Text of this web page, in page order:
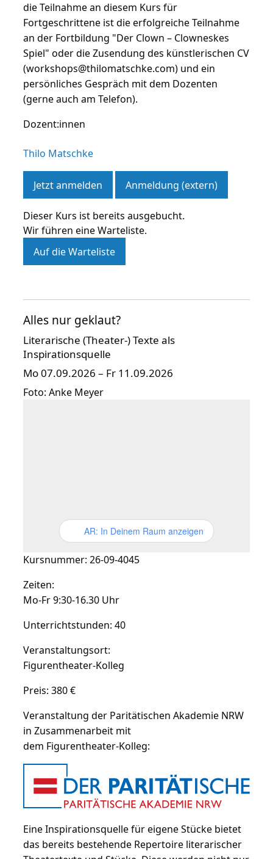
die Teilnahme an diesem Kurs für
Fortgeschrittene ist die erfolgreiche Teilnahme
an der Fortbildung "Der Clown – Clowneskes
Spiel" oder die Zusendung des künstlerischen CV
(workshops@thilomatschke.com) und ein
persönliches Gespräch mit dem Dozenten
(gerne auch am Telefon).
Dozent:innen
Thilo Matschke
Jetzt anmelden Anmeldung (extern)
Dieser Kurs ist bereits ausgebucht.
Wir führen eine Warteliste.
Auf die Warteliste
Alles nur geklaut?
Literarische (Theater-) Texte als
Inspirationsquelle
Mo 07.09.2026 – Fr 11.09.2026
Foto: Anke Meyer
AR: In Deinem Raum anzeigen
Kursnummer: 26-09-4045
Zeiten:
Mo-Fr 9:30-16.30 Uhr
Unterrichtstunden: 40
Veranstaltungsort:
Figurentheater-Kolleg
Preis: 380 €
Veranstaltung der Paritätischen Akademie NRW
in Zusammenarbeit mit
dem Figurentheater-Kolleg:
Eine Inspirationsquelle für eigene Stücke bietet
das bereits bestehende Repertoire literarischer